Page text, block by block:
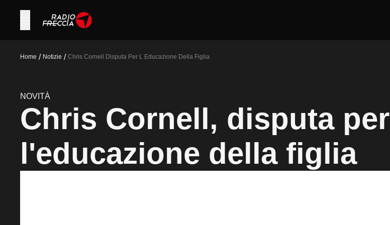
Home / Notizie / Chris Cornell Disputa Per L Educazione Della Figlia
NOVITÀ
Chris Cornell, disputa per
l'educazione della figlia